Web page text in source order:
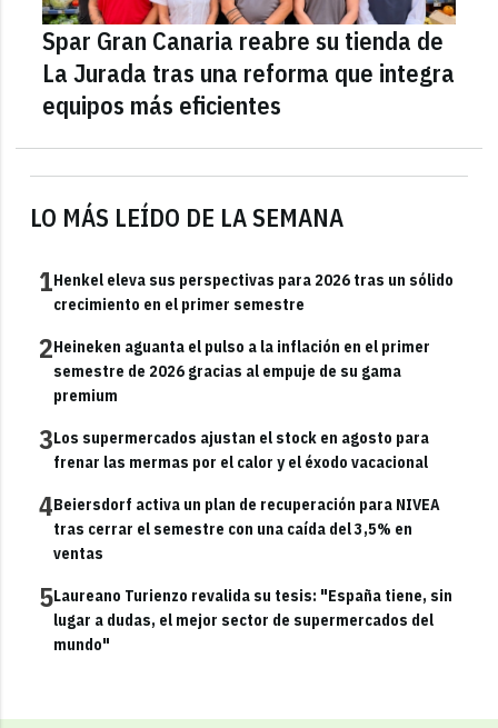
LO MÁS LEÍDO DE LA SEMANA
1Henkel eleva sus perspectivas para 2026 tras un sólido
crecimiento en el primer semestre
2Heineken aguanta el pulso a la inflación en el primer
semestre de 2026 gracias al empuje de su gama
premium
3Los supermercados ajustan el stock en agosto para
frenar las mermas por el calor y el éxodo vacacional
4Beiersdorf activa un plan de recuperación para NIVEA
tras cerrar el semestre con una caída del 3,5% en
ventas
5Laureano Turienzo revalida su tesis: "España tiene, sin
lugar a dudas, el mejor sector de supermercados del
mundo"
Spar Gran Canaria reabre su tienda de
La Jurada tras una reforma que integra
equipos más eficientes